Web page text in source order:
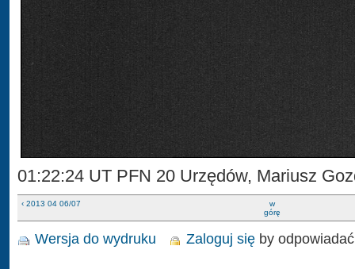
01:22:24 UT PFN 20 Urzędów, Mariusz
‹ 2013 04 06/07
w
górę
Wersja do wydruku Zaloguj się by odpowiadać